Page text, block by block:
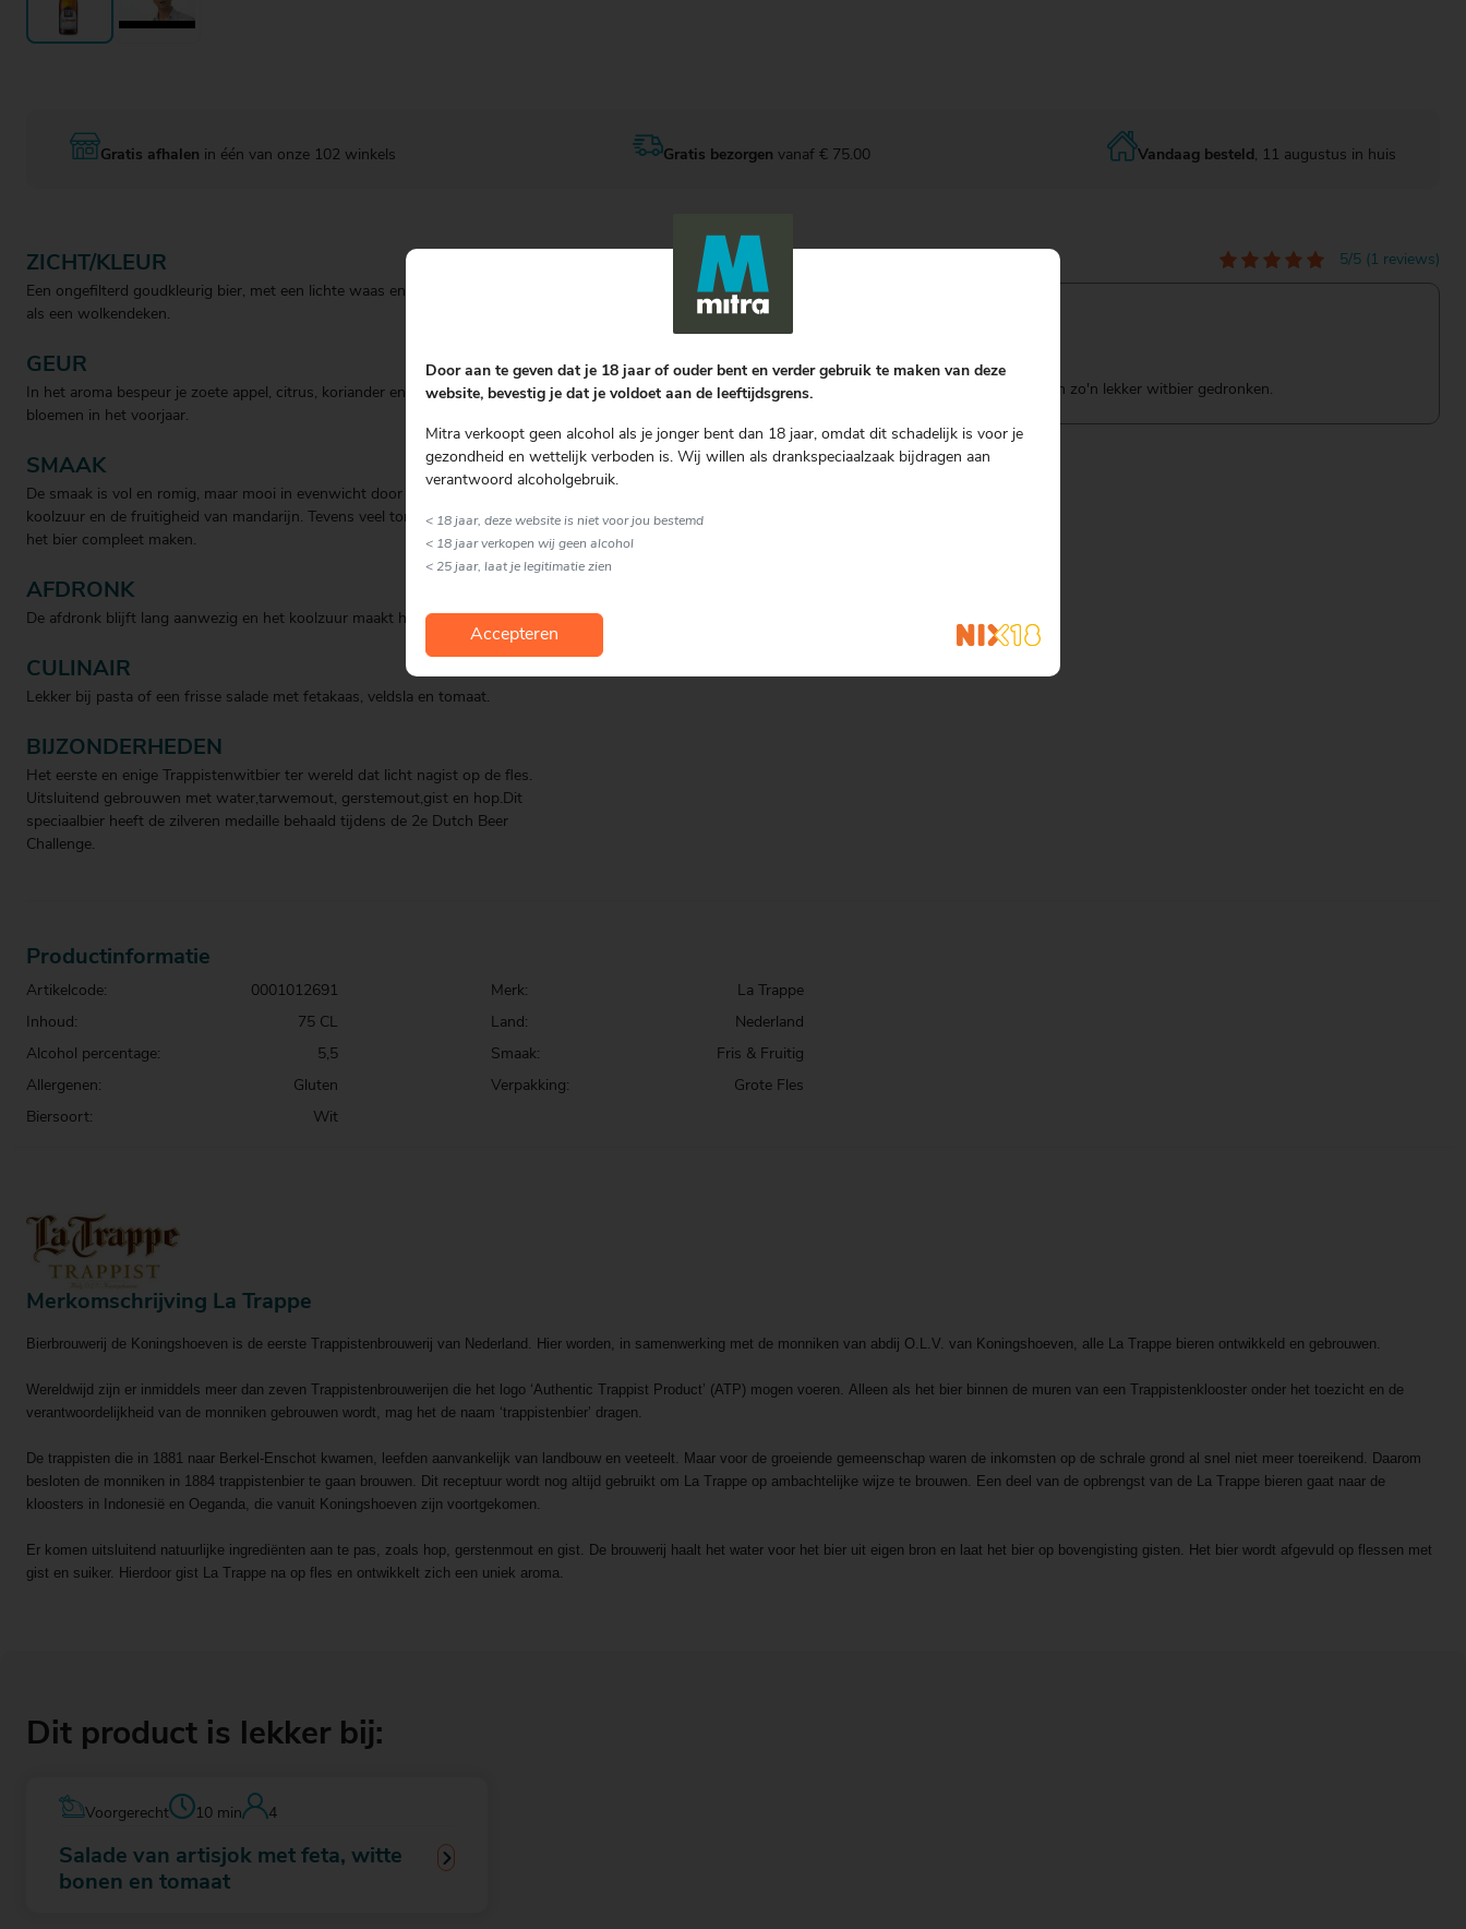
Gratis afhalen in één van onze 102 winkels Gratis bezorgen vanaf € 75.00 Vandaag besteld, 11 augustus in huis
ZICHT/KLEUR
Een ongefilterd goudkleurig bier, met een lichte waas en een schuimkraag
als een wolkendeken.
GEUR
In het aroma bespeur je zoete appel, citrus, koriander en de geur van
bloemen in het voorjaar.
SMAAK
De smaak is vol en romig, maar mooi in evenwicht door de frisheid van
koolzuur en de fruitigheid van mandarijn. Tevens veel tonen van kruiden die
het bier compleet maken.
AFDRONK
De afdronk blijft lang aanwezig en het koolzuur maakt het bier fris.
CULINAIR
Lekker bij pasta of een frisse salade met fetakaas, veldsla en tomaat.
BIJZONDERHEDEN
Het eerste en enige Trappistenwitbier ter wereld dat licht nagist op de fles.
Uitsluitend gebrouwen met water,tarwemout, gerstemout,gist en hop.Dit
speciaalbier heeft de zilveren medaille behaald tijdens de 2e Dutch Beer
Challenge.
5/5 (1 reviews)
Wat een fantastisch witbier, zelden zo'n lekker witbier gedronken.
Schrijf een review
Productinformatie
Artikelcode:
0001012691
Inhoud:
75 CL
Alcohol percentage:
5,5
Allergenen:
Gluten
Biersoort:
Wit
Merk:
La Trappe
Land:
Nederland
Smaak:
Fris & Fruitig
Verpakking:
Grote Fles
Merkomschrijving La Trappe
Bierbrouwerij de Koningshoeven is de eerste Trappistenbrouwerij van Nederland. Hier worden, in samenwerking met de monniken van abdij O.L.V. van Koningshoeven, alle La Trappe bieren ontwikkeld en gebrouwen.
Wereldwijd zijn er inmiddels meer dan zeven Trappistenbrouwerijen die het logo ‘Authentic Trappist Product’ (ATP) mogen voeren. Alleen als het bier binnen de muren van een Trappistenklooster onder het toezicht en de
verantwoordelijkheid van de monniken gebrouwen wordt, mag het de naam ‘trappistenbier’ dragen.
De trappisten die in 1881 naar Berkel-Enschot kwamen, leefden aanvankelijk van landbouw en veeteelt. Maar voor de groeiende gemeenschap waren de inkomsten op de schrale grond al snel niet meer toereikend. Daarom
besloten de monniken in 1884 trappistenbier te gaan brouwen. Dit receptuur wordt nog altijd gebruikt om La Trappe op ambachtelijke wijze te brouwen. Een deel van de opbrengst van de La Trappe bieren gaat naar de
kloosters in Indonesië en Oeganda, die vanuit Koningshoeven zijn voortgekomen.
Er komen uitsluitend natuurlijke ingrediënten aan te pas, zoals hop, gerstenmout en gist. De brouwerij haalt het water voor het bier uit eigen bron en laat het bier op bovengisting gisten. Het bier wordt afgevuld op flessen met
gist en suiker. Hierdoor gist La Trappe na op fles en ontwikkelt zich een uniek aroma.
Dit product is lekker bij:
Voorgerecht 10 min 4
Salade van artisjok met feta, witte
bonen en tomaat
Door aan te geven dat je 18 jaar of ouder bent en verder gebruik te maken van deze
website, bevestig je dat je voldoet aan de leeftijdsgrens.
Mitra verkoopt geen alcohol als je jonger bent dan 18 jaar, omdat dit schadelijk is voor je
gezondheid en wettelijk verboden is. Wij willen als drankspeciaalzaak bijdragen aan
verantwoord alcoholgebruik.
< 18 jaar, deze website is niet voor jou bestemd
< 18 jaar verkopen wij geen alcohol
< 25 jaar, laat je legitimatie zien
Accepteren